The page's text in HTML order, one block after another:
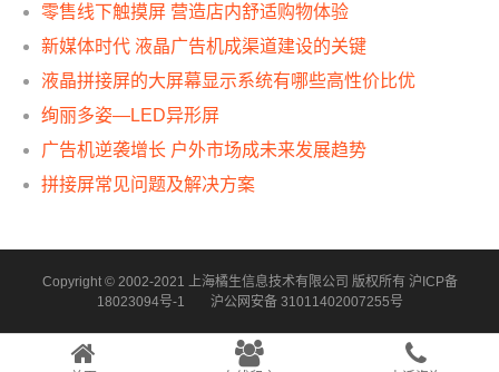
零售线下触摸屏 营造店内舒适购物体验
新媒体时代 液晶广告机成渠道建设的关键
液晶拼接屏的大屏幕显示系统有哪些高性价比优
绚丽多姿—LED异形屏
广告机逆袭增长 户外市场成未来发展趋势
拼接屏常见问题及解决方案
Copyright © 2002-2021 上海橘生信息技术有限公司 版权所有 沪ICP备
18023094号-1
沪公网安备 31011402007255号